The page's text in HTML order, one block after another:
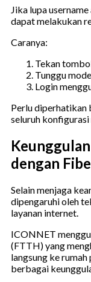
Jika lupa
dapat melakukan
Caranya:
Tekan
Tunggu
Login
Perlu diperhatikan
seluruh
dengan
Selain menjaga
dipengaruhi oleh
layanan internet.
ICONNET
(FTTH) yang
langsung ke
berbagai